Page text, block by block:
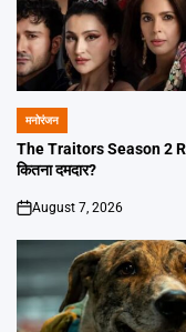
POSTED
IN
मनोरंजन
The Traitors Season 2
कितना दमदार?
on
August 7, 2026